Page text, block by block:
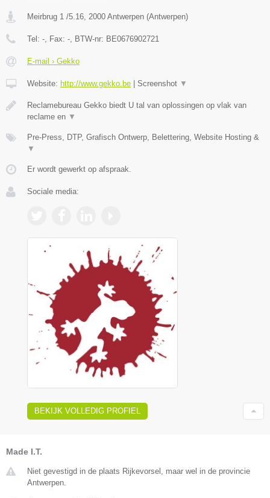
Meirbrug 1 /5.16, 2000 Antwerpen (Antwerpen)
Tel: -, Fax: -, BTW-nr: BE0676902721
E-mail › Gekko
Website: http://www.gekko.be Screenshot ▼
Reclamebureau Gekko biedt U tal van oplossingen op vlak van
reclame en ▼
Pre-Press, DTP, Grafisch Ontwerp, Belettering, Website Hosting &
▼
Er wordt gewerkt op afspraak.
Sociale media:
BEKIJK VOLLEDIG PROFIEL
Made I.T.
Niet gevestigd in de plaats Rijkevorsel, maar wel in de provincie
Antwerpen.